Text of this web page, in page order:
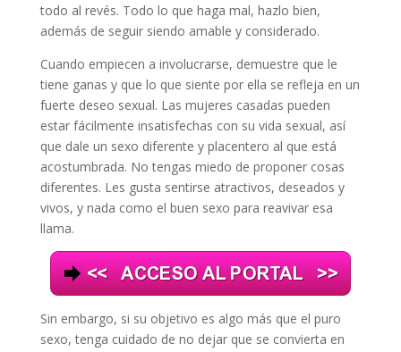
todo al revés. Todo lo que haga mal, hazlo bien,
además de seguir siendo amable y considerado.
Cuando empiecen a involucrarse, demuestre que le
tiene ganas y que lo que siente por ella se refleja en un
fuerte deseo sexual. Las mujeres casadas pueden
estar fácilmente insatisfechas con su vida sexual, así
que dale un sexo diferente y placentero al que está
acostumbrada. No tengas miedo de proponer cosas
diferentes. Les gusta sentirse atractivos, deseados y
vivos, y nada como el buen sexo para reavivar esa
llama.
Sin embargo, si su objetivo es algo más que el puro
sexo, tenga cuidado de no dejar que se convierta en